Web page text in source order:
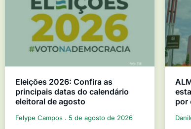
Eleições 2026: Confira as
principais datas do calendário
eleitoral de agosto
Felype Campos 5 de agosto de 2026
por